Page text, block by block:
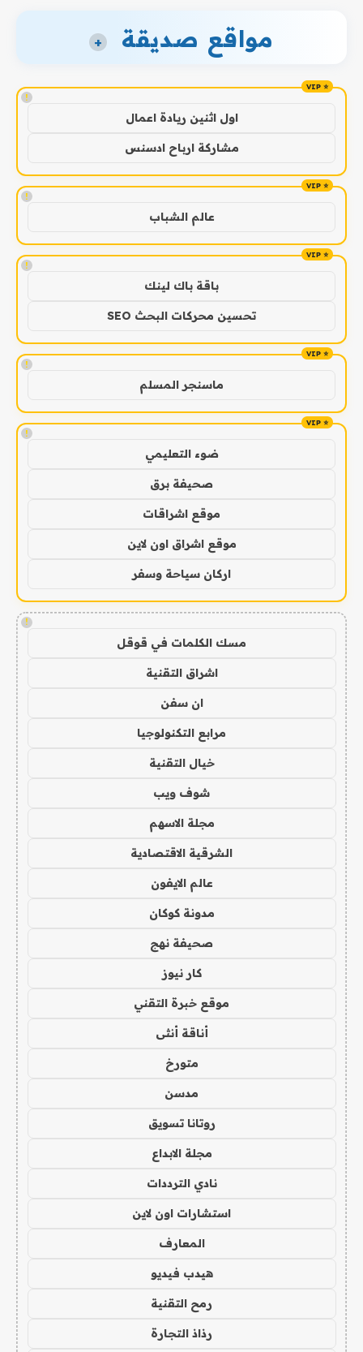
مواقع صديقة +
!
اول اثنين ريادة اعمال
مشاركة ارباح ادسنس
!
عالم الشباب
!
باقة باك لينك
تحسين محركات البحث SEO
!
ماسنجر المسلم
!
ضوء التعليمي
صحيفة برق
موقع اشراقات
موقع اشراق اون لاين
اركان سياحة وسفر
!
مسك الكلمات في قوقل
اشراق التقنية
ان سفن
مرابع التكنولوجيا
خيال التقنية
شوف ويب
مجلة الاسهم
الشرقية الاقتصادية
عالم الايفون
مدونة كوكان
صحيفة نهج
كار نيوز
موقع خبرة التقني
أناقة أنثى
متورخ
مدسن
روتانا تسويق
مجلة الابداع
نادي الترددات
استشارات اون لاين
المعارف
هيدب فيديو
رمح التقنية
رذاذ التجارة